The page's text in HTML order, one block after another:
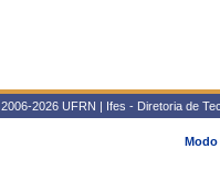
2026 UFRN | Ifes - Diretoria de
Modo